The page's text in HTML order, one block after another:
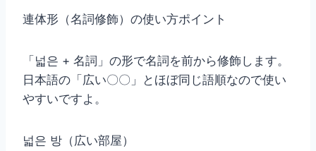
連体形（名詞修飾）の使い方ポイント
「넓은 + 名詞」の形で名詞を前から修飾します。
日本語の「広い〇〇」とほぼ同じ語順なので使い
やすいですよ。
넓은 방（広い部屋）